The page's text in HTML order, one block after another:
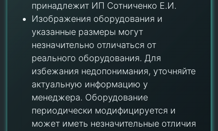
принадлежит ИП Сотниченко Е.И.
Изображения оборудования и
указанные размеры могут
незначительно отличаться от
реального оборудования. Для
избежания недопонимания, уточняйте
актуальную информацию у
менеджера. Оборудование
периодически модифицируется и
может иметь незначительные отличия